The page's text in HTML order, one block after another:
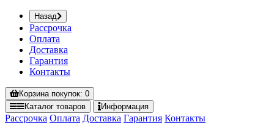
Назад
Рассрочка
Оплата
Доставка
Гарантия
Контакты
Корзинапокупок: 0
Каталог товаров Информация
Рассрочка Оплата Доставка Гарантия Контакты